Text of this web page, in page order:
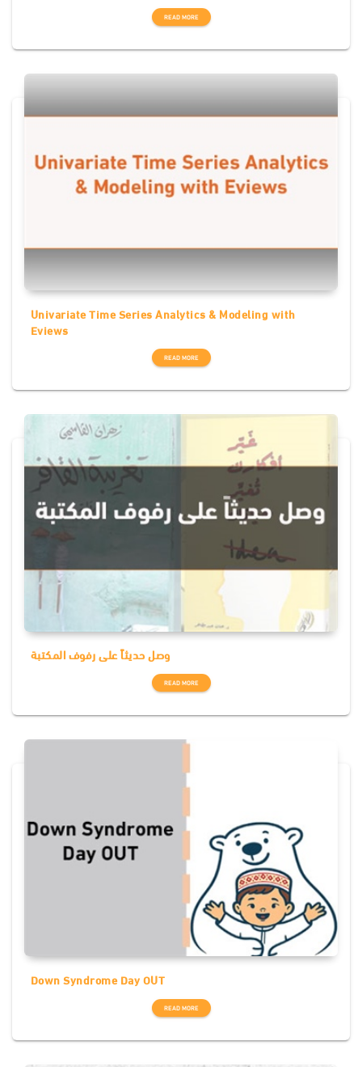
READ MORE
Univariate Time Series Analytics & Modeling with
Eviews
READ MORE
وصل حديثاً على رفوف المكتبة
READ MORE
Down Syndrome Day OUT
READ MORE